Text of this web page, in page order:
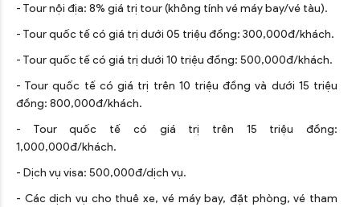
- Tour nội địa: 8% giá trị tour (không tính vé máy bay/vé tàu).
- Tour quốc tế có giá trị dưới 05 triệu đồng: 300,000đ/khách.
- Tour quốc tế có giá trị dưới 10 triệu đồng: 500,000đ/khách.
- Tour quốc tế có giá trị trên 10 triệu đồng và dưới 15 triệu
đồng: 800,000đ/khách.
- Tour quốc tế có giá trị trên 15 triệu đồng:
1,000,000đ/khách.
- Dịch vụ visa: 500,000đ/dịch vụ.
- Các dịch vụ cho thuê xe, vé máy bay, đặt phòng, vé tham